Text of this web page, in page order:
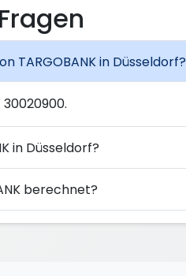
TARGOBANK in Düsseldorf?
30020900.
in Düsseldorf?
berechnet?